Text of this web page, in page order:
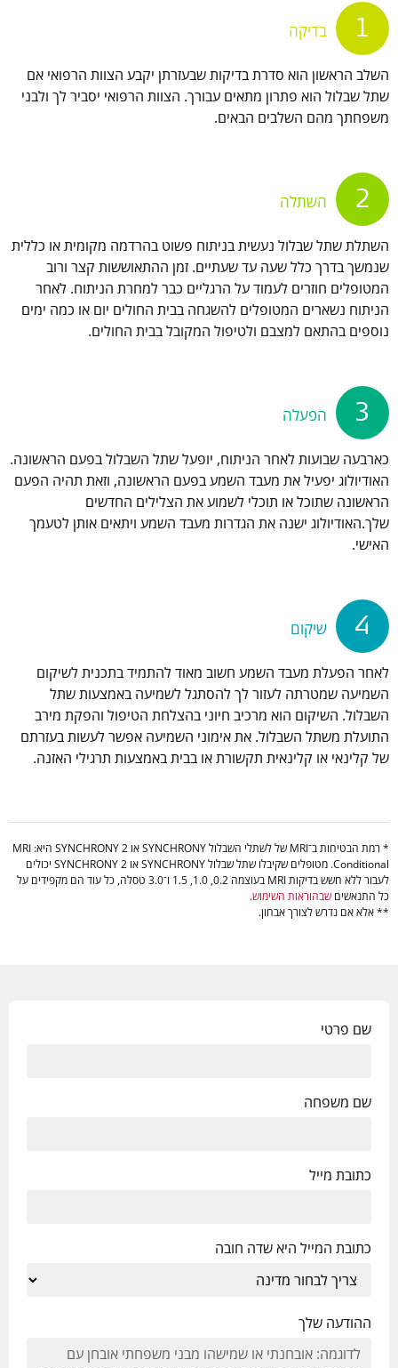
1 בדיקה
השלב הראשון הוא סדרת בדיקות שבעזרתן יקבע הצוות הרפואי אם
שתל שבלול הוא פתרון מתאים עבורך. הצוות הרפואי יסביר לך ולבני
משפחתך מהם השלבים הבאים.
2 השתלה
השתלת שתל שבלול נעשית בניתוח פשוט בהרדמה מקומית או כללית
שנמשך בדרך כלל שעה עד שעתיים. זמן ההתאוששות קצר ורוב
המטופלים חוזרים לעמוד על הרגליים כבר למחרת הניתוח. לאחר
הניתוח נשארים המטופלים להשגחה בבית החולים יום או כמה ימים
נוספים בהתאם למצבם ולטיפול המקובל בבית החולים.
3 הפעלה
כארבעה שבועות לאחר הניתוח, יופעל שתל השבלול בפעם הראשונה.
האודיולוג יפעיל את מעבד השמע בפעם הראשונה, וזאת תהיה הפעם
הראשונה שתוכל או תוכלי לשמוע את הצלילים החדשים
שלך.האודיולוג ישנה את הגדרות מעבד השמע ויתאים אותן לטעמך
האישי.
4 שיקום
לאחר הפעלת מעבד השמע חשוב מאוד להתמיד בתכנית לשיקום
השמיעה שמטרתה לעזור לך להסתגל לשמיעה באמצעות שתל
השבלול. השיקום הוא מרכיב חיוני בהצלחת הטיפול והפקת מירב
התועלת משתל השבלול. את אימוני השמיעה אפשר לעשות בעזרתם
של קלינאי או קלינאית תקשורת או בבית באמצעות תרגילי האזנה.
* רמת הבטיחות ב־MRI של לשתלי השבלול SYNCHRONY או SYNCHRONY 2 היא: MRI
Conditional. מטופלים שקיבלו שתל שבלול SYNCHRONY או SYNCHRONY 2 יכולים
לעבור ללא חשש בדיקות MRI בעוצמה 0.2, 1.0, 1.5 ו־3.0 טסלה, כל עוד הם מקפידים על
כל התנאשים שבהוראות השימוש.
** אלא אם נדרש לצורך אבחון.
שם פרטי
שם משפחה
כתובת מייל
כתובת המייל היא שדה חובה
ההודעה שלך